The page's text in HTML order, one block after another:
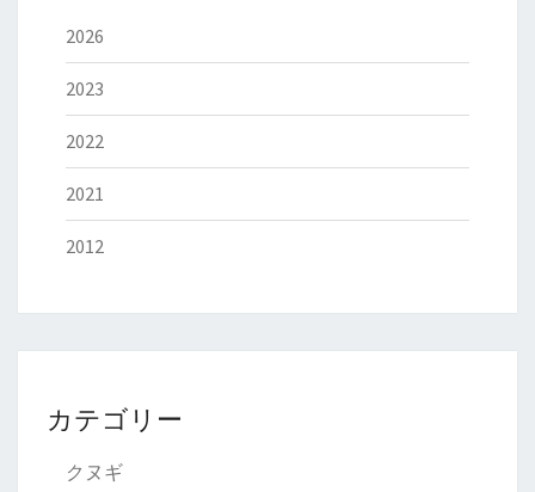
2026
2023
2022
2021
2012
カテゴリー
クヌギ